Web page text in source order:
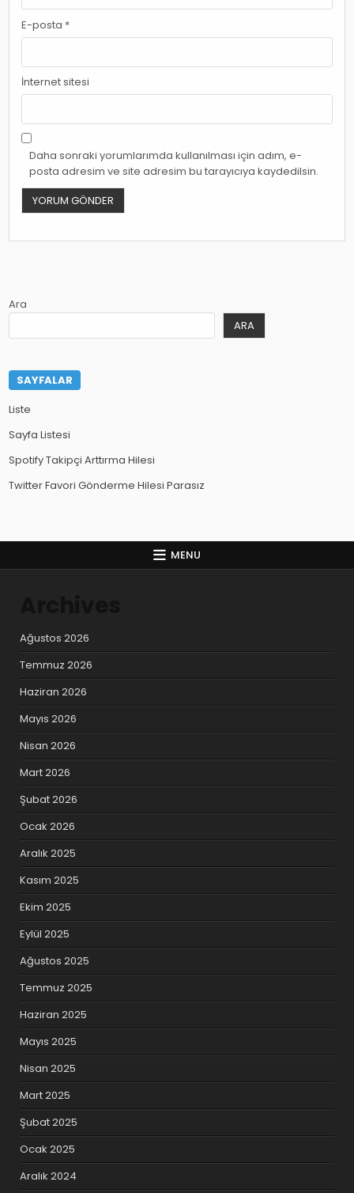
E-posta *
İnternet sitesi
Daha sonraki yorumlarımda kullanılması için adım, e-
posta adresim ve site adresim bu tarayıcıya kaydedilsin.
Ara
ARA
SAYFALAR
Liste
Sayfa Listesi
Spotify Takipçi Arttırma Hilesi
Twitter Favori Gönderme Hilesi Parasız
MENU
Ağustos 2026
Temmuz 2026
Haziran 2026
Mayıs 2026
Nisan 2026
Mart 2026
Şubat 2026
Ocak 2026
Aralık 2025
Kasım 2025
Ekim 2025
Eylül 2025
Ağustos 2025
Temmuz 2025
Haziran 2025
Mayıs 2025
Nisan 2025
Mart 2025
Şubat 2025
Ocak 2025
Aralık 2024